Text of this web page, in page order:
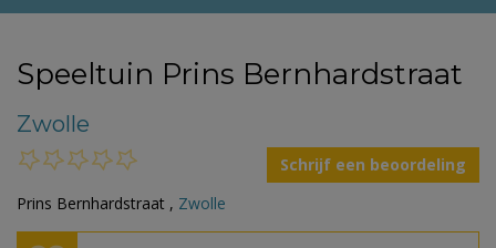
Speeltuin Prins Bernhardstraat
Zwolle
Schrijf een beoordeling
Prins Bernhardstraat , Zwolle